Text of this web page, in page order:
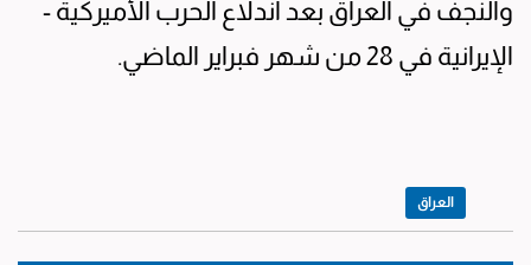
والنجف في العراق بعد اندلاع الحرب الأميركية -
الإيرانية في 28 من شهر فبراير الماضي.
العراق